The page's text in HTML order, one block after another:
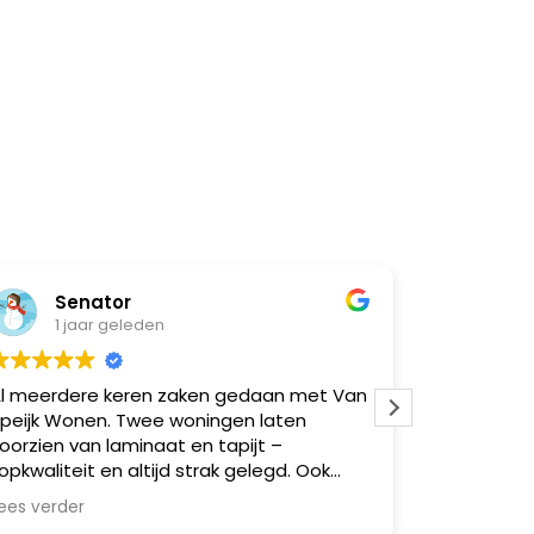
Senator
1 jaar geleden
keren zaken gedaan met Van
Wonen. Twee woningen laten
van laminaat en tapijt –
en altijd strak gelegd. Ook
vrienden via mij geholpen,
zeer tevreden. Betrouwbaar,
Super goed
moeilijk